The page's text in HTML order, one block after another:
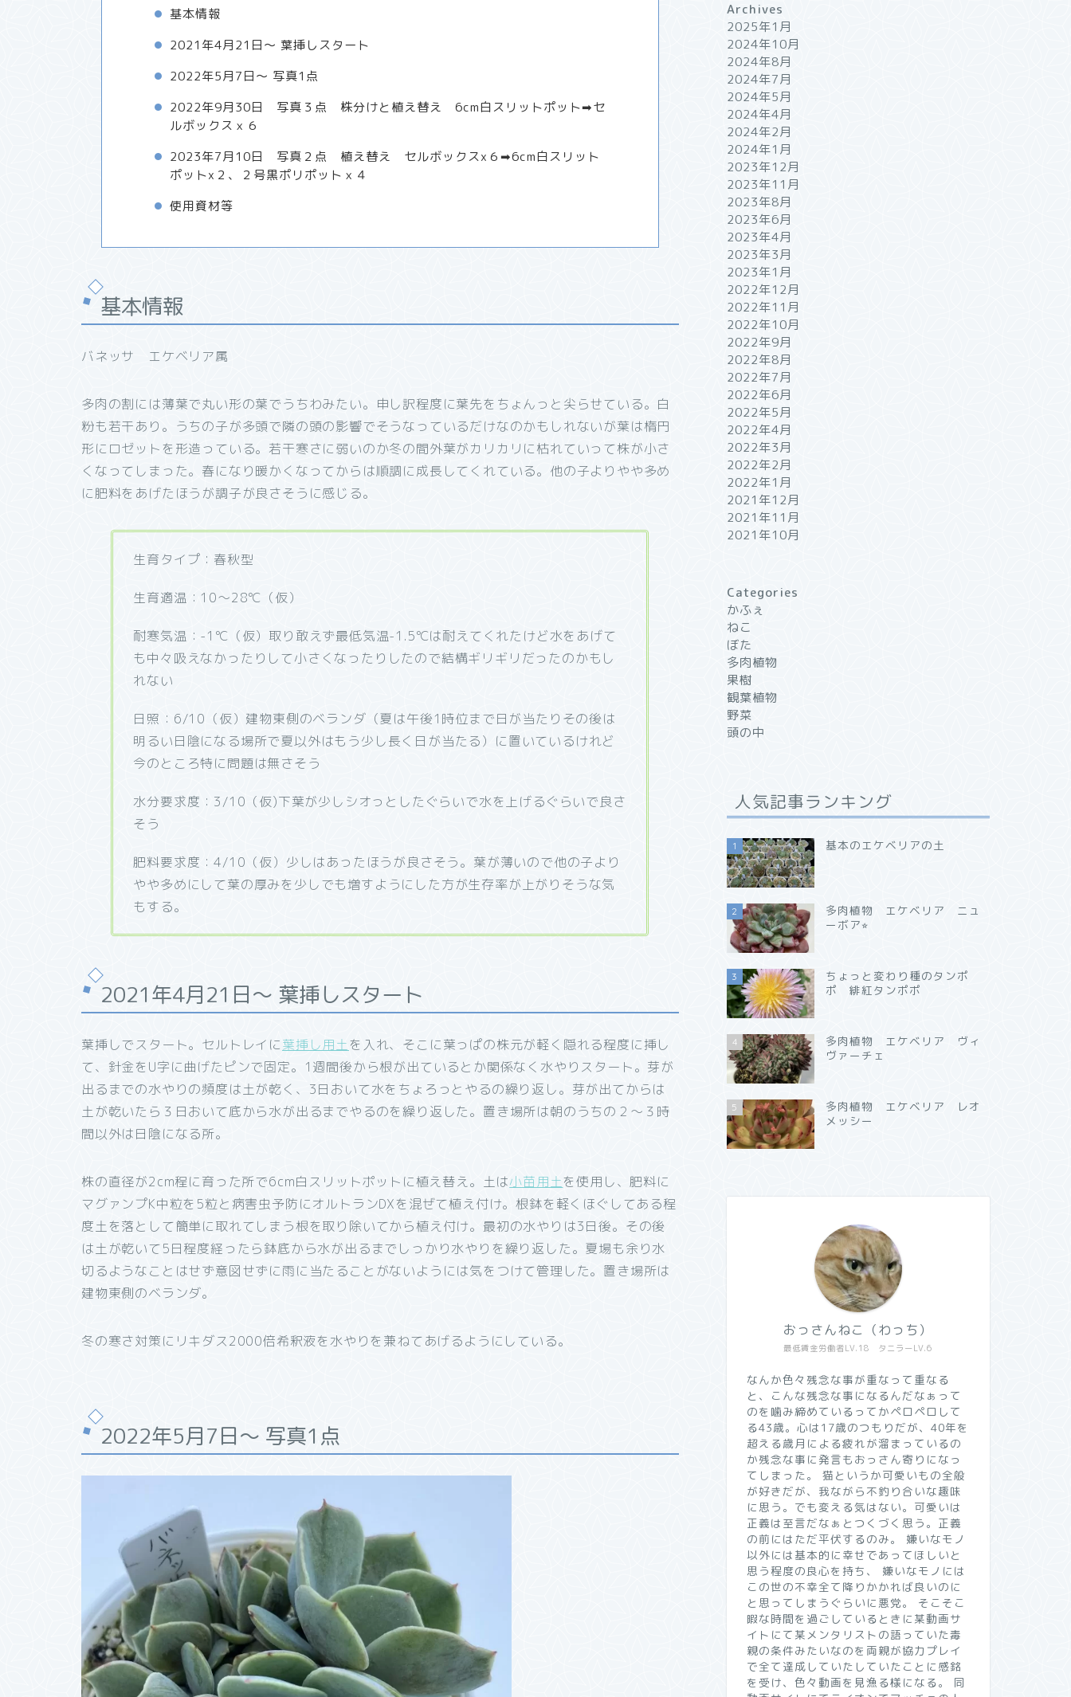
基本情報
2021年4月21日～ 葉挿しスタート
2022年5月7日～ 写真1点
2022年9月30日 写真３点 株分けと植え替え 6cm白スリットポット➡︎セ
ルボックスｘ６
2023年7月10日 写真２点 植え替え セルボックスx６➡︎6cm白スリット
ポットx２、２号黒ポリポットｘ４
使用資材等
基本情報
バネッサ エケベリア属
多肉の割には薄葉で丸い形の葉でうちわみたい。申し訳程度に葉先をちょんっと尖らせている。白
粉も若干あり。うちの子が多頭で隣の頭の影響でそうなっているだけなのかもしれないが葉は楕円
形にロゼットを形造っている。若干寒さに弱いのか冬の間外葉がカリカリに枯れていって株が小さ
くなってしまった。春になり暖かくなってからは順調に成長してくれている。他の子よりやや多め
に肥料をあげたほうが調子が良さそうに感じる。
生育タイプ：春秋型
生育適温：10～28℃（仮）
耐寒気温：-1℃（仮）取り敢えず最低気温-1.5℃は耐えてくれたけど水をあげて
も中々吸えなかったりして小さくなったりしたので結構ギリギリだったのかもし
れない
日照：6/10（仮）建物東側のベランダ（夏は午後1時位まで日が当たりその後は
明るい日陰になる場所で夏以外はもう少し長く日が当たる）に置いているけれど
今のところ特に問題は無さそう
水分要求度：3/10（仮)下葉が少しシオっとしたぐらいで水を上げるぐらいで良さ
そう
肥料要求度：4/10（仮）少しはあったほうが良さそう。葉が薄いので他の子より
やや多めにして葉の厚みを少しでも増すようにした方が生存率が上がりそうな気
もする。
2021年4月21日～ 葉挿しスタート
葉挿しでスタート。セルトレイに葉挿し用土を入れ、そこに葉っぱの株元が軽く隠れる程度に挿し
て、針金をU字に曲げたピンで固定。1週間後から根が出ているとか関係なく水やりスタート。芽が
出るまでの水やりの頻度は土が乾く、3日おいて水をちょろっとやるの繰り返し。芽が出てからは
土が乾いたら３日おいて底から水が出るまでやるのを繰り返した。置き場所は朝のうちの２～３時
間以外は日陰になる所。
株の直径が2cm程に育った所で6cm白スリットポットに植え替え。土は小苗用土を使用し、肥料に
マグァンプK中粒を5粒と病害虫予防にオルトランDXを混ぜて植え付け。根鉢を軽くほぐしてある程
度土を落として簡単に取れてしまう根を取り除いてから植え付け。最初の水やりは3日後。その後
は土が乾いて5日程度経ったら鉢底から水が出るまでしっかり水やりを繰り返した。夏場も余り水
切るようなことはせず意図せずに雨に当たることがないようには気をつけて管理した。置き場所は
建物東側のベランダ。
冬の寒さ対策にリキダス2000倍希釈液を水やりを兼ねてあげるようにしている。
2022年5月7日～ 写真1点
Archives
2025年1月
2024年10月
2024年8月
2024年7月
2024年5月
2024年4月
2024年2月
2024年1月
2023年12月
2023年11月
2023年8月
2023年6月
2023年4月
2023年3月
2023年1月
2022年12月
2022年11月
2022年10月
2022年9月
2022年8月
2022年7月
2022年6月
2022年5月
2022年4月
2022年3月
2022年2月
2022年1月
2021年12月
2021年11月
2021年10月
Categories
かふぇ
ねこ
ぼた
多肉植物
果樹
観葉植物
野菜
頭の中
人気記事ランキング
1 基本のエケベリアの土
2
多肉植物 エケベリア ニュ
ーボア⭐︎
3
ちょっと変わり種のタンポ
ポ 緋紅タンポポ
4
多肉植物 エケベリア ヴィ
ヴァーチェ
5
多肉植物 エケベリア レオ
メッシー
最低賃金労働者LV.18 タニラーLV.6
おっさんねこ（わっち）
なんか色々残念な事が重なって重なる
と、こんな残念な事になるんだなぁって
のを噛み締めているってかペロペロして
る43歳。心は17歳のつもりだが、40年を
超える歳月による疲れが溜まっているの
か残念な事に発言もおっさん寄りになっ
てしまった。 猫というか可愛いもの全般
が好きだが、我ながら不釣り合いな趣味
に思う。でも変える気はない。可愛いは
正義は至言だなぁとつくづく思う。正義
の前にはただ平伏するのみ。 嫌いなモノ
以外には基本的に幸せであってほしいと
思う程度の良心を持ち、 嫌いなモノには
この世の不幸全て降りかかれば良いのに
と思ってしまうぐらいに悪党。 そこそこ
暇な時間を過ごしているときに某動画サ
イトにて某メンタリストの語っていた毒
親の条件みたいなのを両親が協力プレイ
で全て達成していたしていたことに感銘
を受け、色々動画を見漁る様になる。 同